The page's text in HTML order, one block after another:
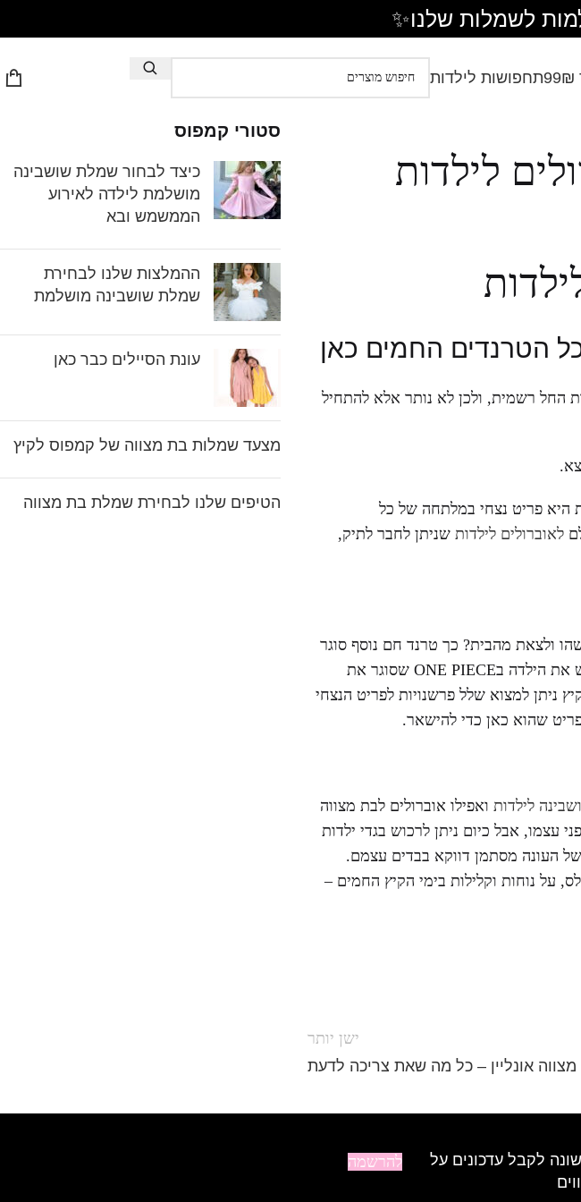
לשמלות שלנו✨
תחפושות לילדות
הטרנדים החמים כאן
החל רשמית, ולכן לא נותר אלא להתחיל
היא פריט נצחי במלתחה של כל
לאוברולים לילדות שניתן לחבר לתיק,
ולצאת מהבית? כך טרנד חם נוסף סוגר
, אם זה אוברול ג’ינס או אפילו אוברולים לבת מצווה, אין כמו להלביש את הילדה בONE PIECE שסוגר את
ניתן למצוא שלל פרשנויות לפריט הנצחי
שהוא כאן כדי להישאר.
לילדות ואפילו אוברולים לבת מצווה
עצמו, אבל כיום ניתן לרכוש בגדי ילדות
העונה מסתמן דווקא בבדים עצמם.
על נוחות וקלילות בימי הקיץ החמים –
ישן יותר
אונליין – כל מה שאת צריכה לדעת
סטורי קמפוס
כיצד לבחור שמלת שושבינה
מושלמת לילדה לאירוע
הממשמש ובא
ההמלצות שלנו לבחירת
שמלת שושבינה מושלמת
עונת הסיילים כבר כאן
מצעד שמלות בת מצווה של קמפוס לקיץ
הטיפים שלנו לבחירת שמלת בת מצווה
לקבל עדכונים על
להרשמה